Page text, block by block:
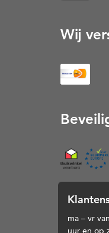
Wij
ma – vr
uur en op